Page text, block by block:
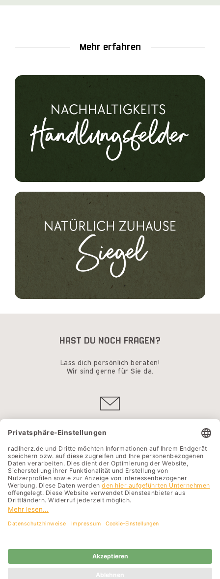
Mehr erfahren
HAST DU NOCH FRAGEN?
Lass dich persönlich beraten!
Wir sind gerne für Sie da.
Kontakt
Standort
Unternehmen
Karriere
Compliance
Barrierefreiheitserklärung
Sitemap